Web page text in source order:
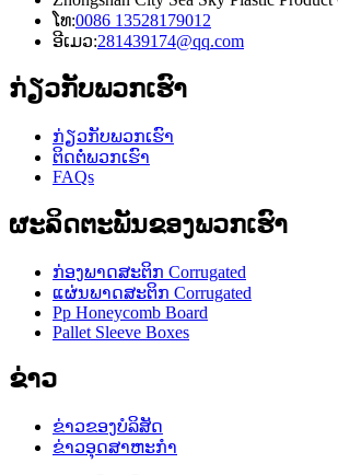
ໂທ:0086 13528179012
ອີເມວ:281439174@qq.com
ກ່ຽວ​ກັບ​ພວກ​ເຮົາ
ກ່ຽວ​ກັບ​ພວກ​ເຮົາ
ຕິດ​ຕໍ່​ພວກ​ເຮົາ
FAQs
ຜະລິດຕະພັນຂອງພວກເຮົາ
ກ່ອງພາດສະຕິກ Corrugated
ແຜ່ນພາດສະຕິກ Corrugated
Pp Honeycomb Board
Pallet Sleeve Boxes
ຂ່າວ
ຂ່າວຂອງບໍລິສັດ
ຂ່າວອຸດສາຫະກໍາ